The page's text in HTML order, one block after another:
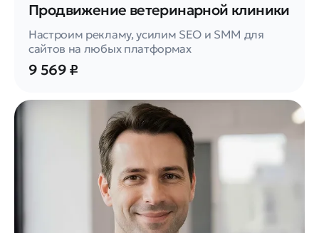
Продвижение ветеринарной клиники
Настроим рекламу, усилим SEO и SMM для
сайтов на любых платформах
9 569 ₽